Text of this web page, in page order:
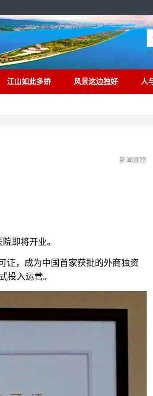
热
江山如此多娇 风景这边独好 人
新闻观察
即将开业。
，成为中国首家获批的外商独资
投入运营。